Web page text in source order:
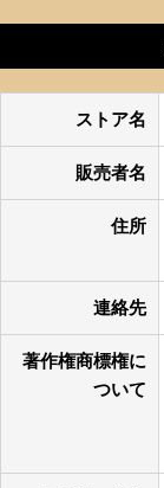
ストア名
販売者名
住所
連絡先
著作権商標権に
ついて